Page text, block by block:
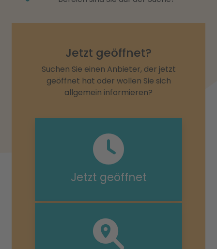
Jetzt geöffnet?
Suchen Sie einen Anbieter, der jetzt
geöffnet hat oder wollen Sie sich
allgemein informieren?
Jetzt geöffnet